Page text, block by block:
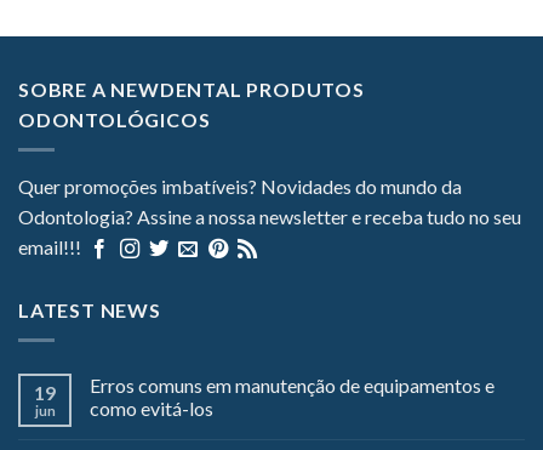
SOBRE A NEWDENTAL PRODUTOS
ODONTOLÓGICOS
Quer promoções imbatíveis? Novidades do mundo da
Odontologia? Assine a nossa newsletter e receba tudo no seu
email!!!
LATEST NEWS
19
jun
Erros comuns em manutenção de equipamentos e
como evitá-los